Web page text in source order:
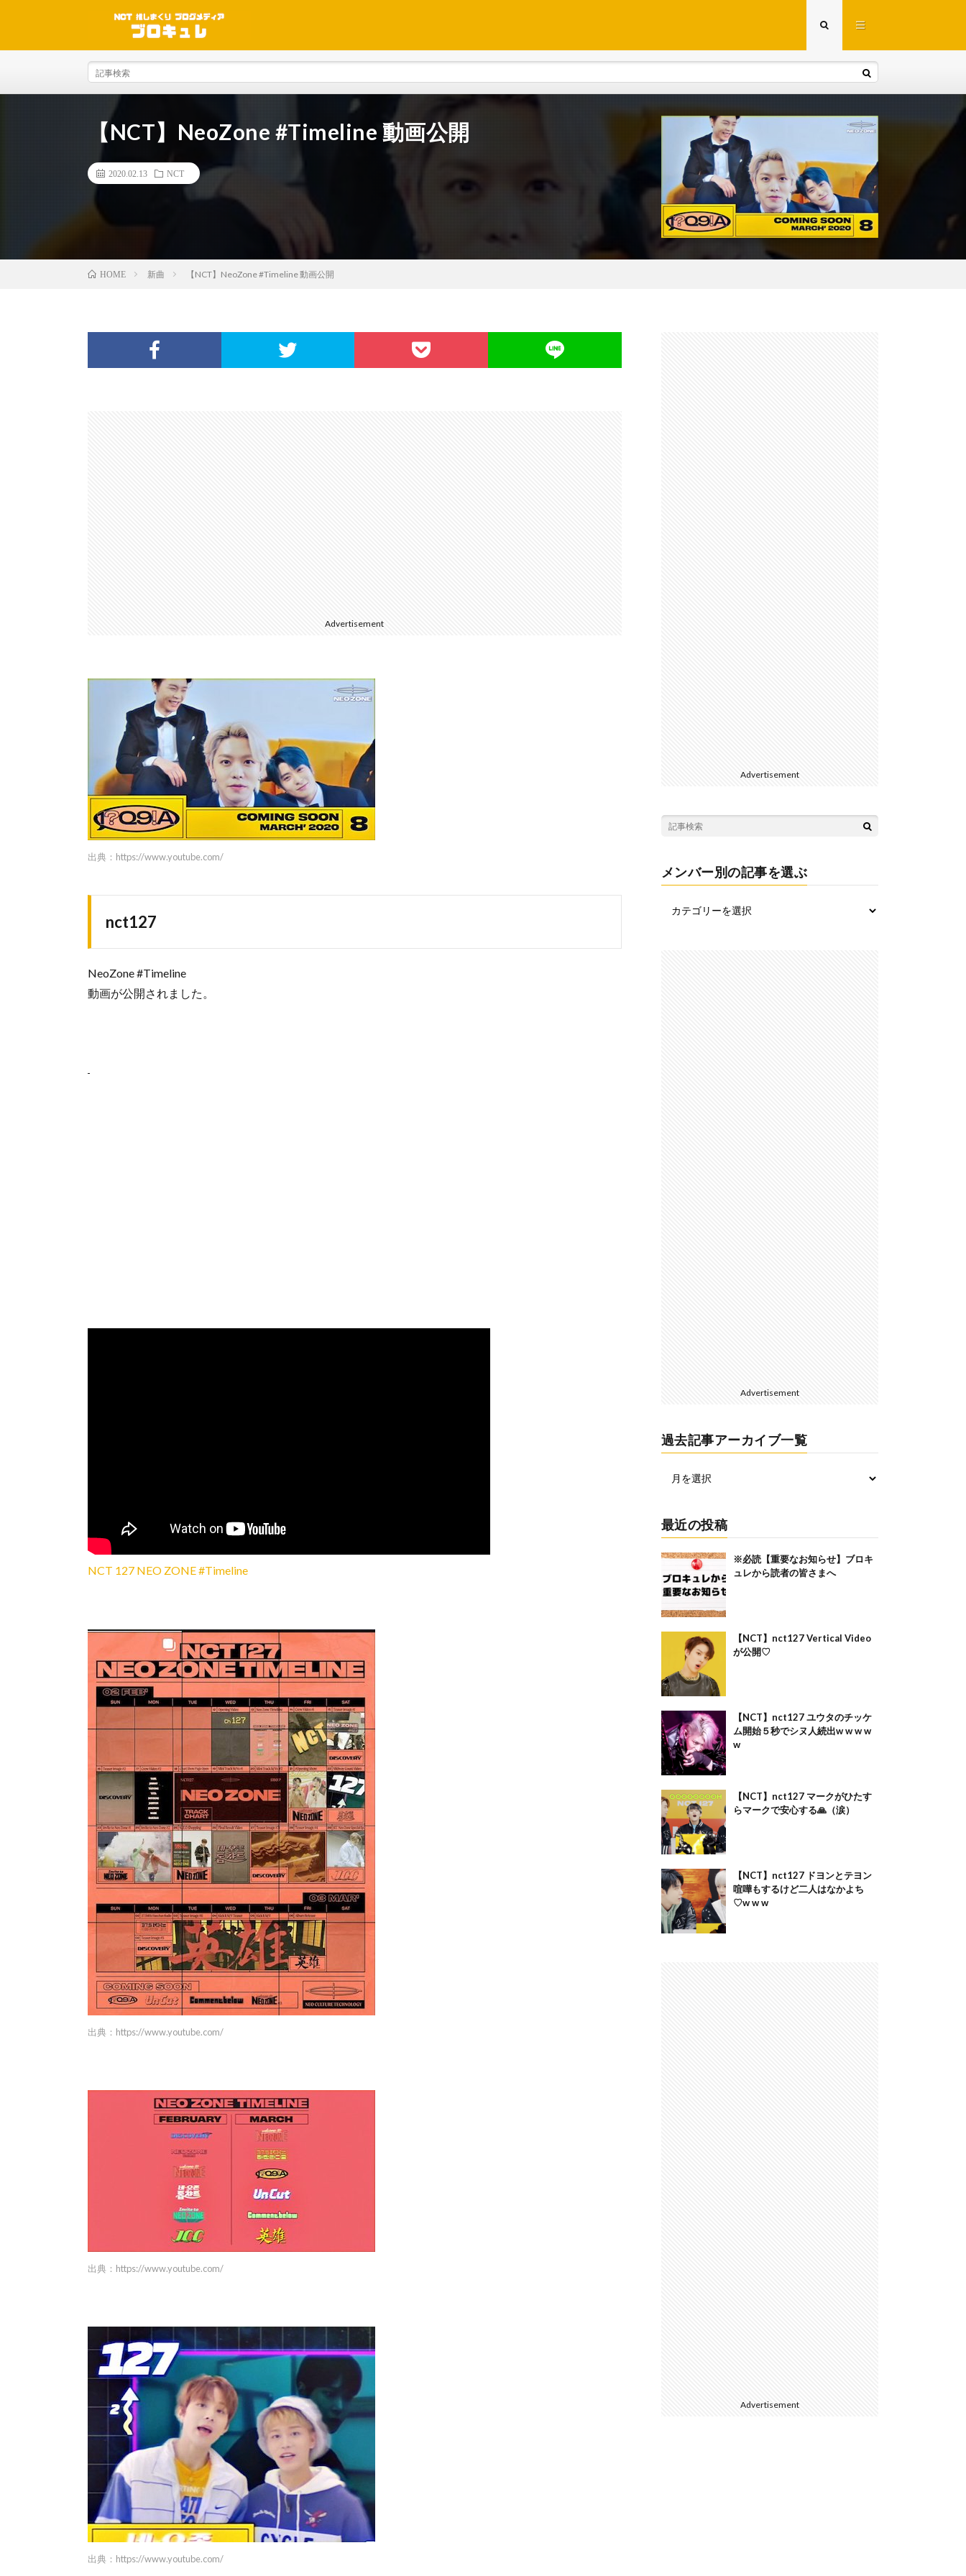
【NCT】NeoZone #Timeline 動画公開
2020.02.13 NCT
HOME 新曲 【NCT】NeoZone #Timeline 動画公開
Advertisement
出典： https://www.youtube.com/
nct127
NeoZone #Timeline
動画が公開されました。
NCT 127 NEO ZONE #Timeline
出典： https://www.youtube.com/
出典： https://www.youtube.com/
出典： https://www.youtube.com/
Advertisement
メンバー別の記事を選ぶ
Advertisement
過去記事アーカイブ一覧
最近の投稿
※必読【重要なお知らせ】ブロキ
ュレから読者の皆さまへ
【NCT】nct127 Vertical Video
が公開♡
【NCT】nct127 ユウタのチッケ
ム開始５秒でシヌ人続出w w w w
w
【NCT】nct127 マークがひたす
らマークで安心する🙏（涙）
【NCT】nct127 ドヨンとテヨン
喧嘩もするけど二人はなかよち
♡w w w
Advertisement